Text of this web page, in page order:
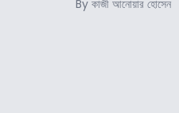
By কাজী আনোয়ার হোসেন